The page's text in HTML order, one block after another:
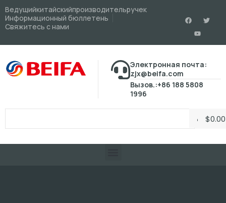
Ведущийкитайскийпроизводительручек
Информационный бюллетень
Свяжитесь с нами
Электронная почта:
zjx@beifa.com
Вызов.:+86 188 5808
1996
$0.00